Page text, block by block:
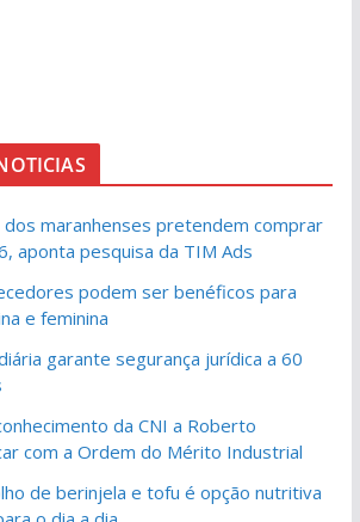
dos maranhenses pretendem comprar
aponta pesquisa da TIM Ads
podem ser benéficos para
e feminina
garante segurança jurídica a 60
da CNI a Roberto
com a Ordem do Mérito Industrial
de berinjela e tofu é opção nutritiva